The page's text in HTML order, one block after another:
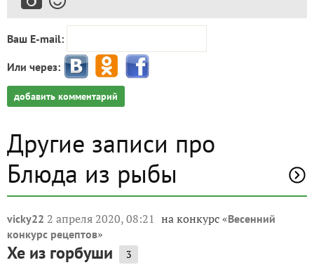
Ваш E-mail:
Или через:
добавить комментарий
Другие записи про
Блюда из рыбы
vicky22 2 апреля 2020, 08:21 на конкурс «Весенний
конкурс рецептов»
Хе из горбуши 3